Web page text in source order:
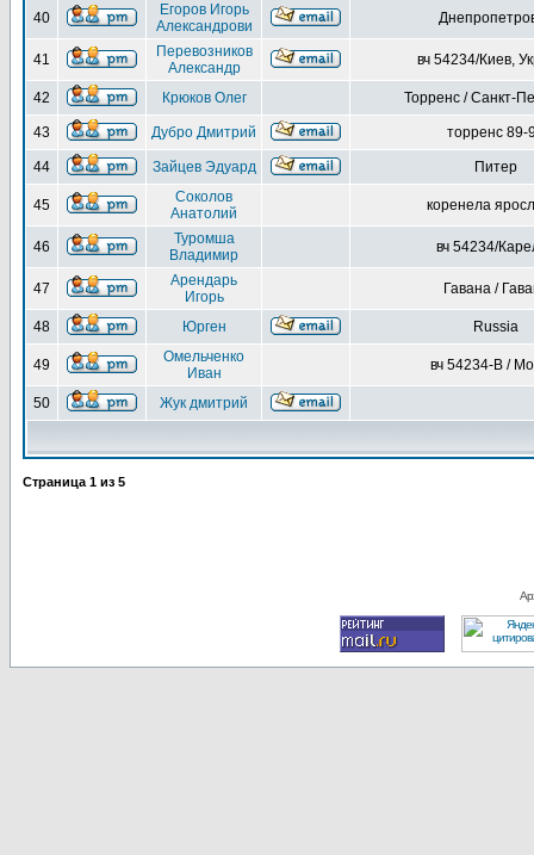
40
Егоров Игорь
Александрови
41
Перевозников
Александр
вч 54234/Киев,
42 Крюков Олег Торренс / Санкт-
43 Дубро Дмитрий торренс 89-
44 Зайцев Эдуард Питер
45
Соколов
Анатолий
коренела
46
Туромша
Владимир
вч 54234/
47
Арендарь
Игорь
Гавана /
48 Юрген Russia
49
Омельченко
Иван
вч 54234-В /
50 Жук дмитрий
Страница 1 из 5